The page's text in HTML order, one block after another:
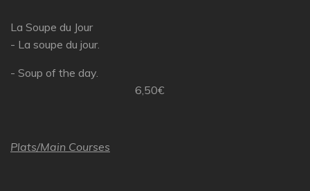
La Soupe du Jour
- La soupe du jour.
- Soup of the day.
6,50€
Plats/Main Courses